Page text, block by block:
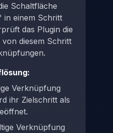
Schaltfläche
in einem Schritt
das Plugin die
diesem Schritt
Verknüpfung
ihr Zielschritt als
Verknüpfung